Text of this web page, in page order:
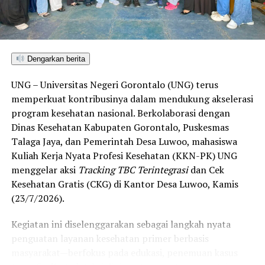
satu-satunya daerah di wilayah tersebut yang
menembus kategori “Unggul”. Sementara kabupaten lain
di Gorontalo masih berada pada kategori “Berkembang”
tertinggi di kawasan SulutGo sebagaimana dipaparkan
dalam Rakorwil TPAKD,” ungkap Wawali Indra Gobel
usai kegiatan.
Indra menambahkan, skor IKAD ini membuktikan bahwa
tingkat keterjangkauan, pemanfaatan, serta inklusivitas
layanan keuangan bagi masyarakat di Kota Gorontalo
berada di posisi terdepan.
menjadi indikator kuat atas keberhasilan pemerintah
daerah dalam mendorong masyarakat agar makin
Dengarkan berita
UNG – Universitas Negeri Gorontalo (UNG) terus
memperkuat kontribusinya dalam mendukung akselerasi
program kesehatan nasional. Berkolaborasi dengan
Dinas Kesehatan Kabupaten Gorontalo, Puskesmas
Talaga Jaya, dan Pemerintah Desa Luwoo, mahasiswa
Kuliah Kerja Nyata Profesi Kesehatan (KKN-PK) UNG
menggelar aksi Tracking TBC Terintegrasidan Cek
Kesehatan Gratis (CKG) di Kantor Desa Luwoo, Kamis
(23/7/2026).
Kegiatan ini diselenggarakan sebagai langkah nyata
penguatan layanan kesehatan primer berbasis